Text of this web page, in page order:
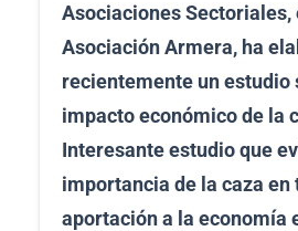
Asociaciones Sectoriales,
Asociación Armera, ha
recientemente un estudio
impacto económico de la
Interesante estudio que
importancia de la caza en
aportación a la economía